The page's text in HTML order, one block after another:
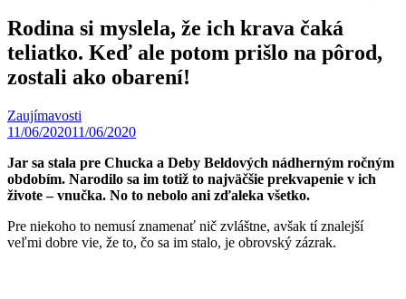
Rodina si myslela, že ich krava čaká
teliatko. Keď ale potom prišlo na pôrod,
zostali ako obarení!
Zaujímavosti
11/06/202011/06/2020
Jar sa stala pre Chucka a Deby Beldových nádherným ročným
obdobím. Narodilo sa im totiž to najväčšie prekvapenie v ich
živote – vnučka. No to nebolo ani zďaleka všetko.
Pre niekoho to nemusí znamenať nič zvláštne, avšak tí znalejší
veľmi dobre vie, že to, čo sa im stalo, je obrovský zázrak.